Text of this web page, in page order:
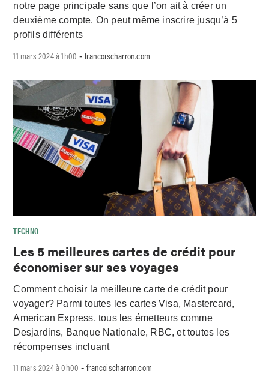
notre page principale sans que l’on ait à créer un
deuxième compte. On peut même inscrire jusqu’à 5
profils différents
11 mars 2024 à 1h00 -francoischarron.com
TECHNO
Les 5 meilleures cartes de crédit pour
économiser sur ses voyages
Comment choisir la meilleure carte de crédit pour
voyager? Parmi toutes les cartes Visa, Mastercard,
American Express, tous les émetteurs comme
Desjardins, Banque Nationale, RBC, et toutes les
récompenses incluant
11 mars 2024 à 0h00 -francoischarron.com